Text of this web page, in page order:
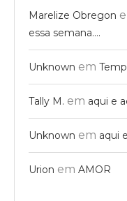
Marelize Obregon
essa semana….
Unknown em
Tally M. em aqui e
Unknown em aqui
Urion em AMOR